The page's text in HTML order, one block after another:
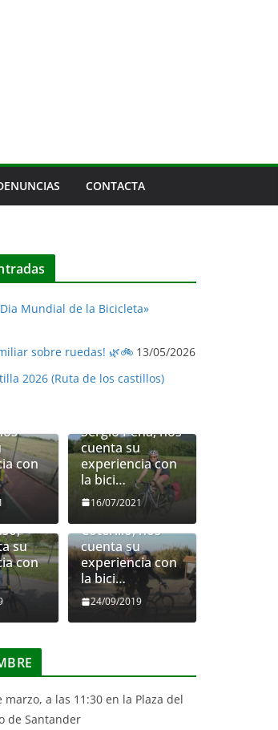
CONTACTA
Mundial de la Bicicleta»
sobre ruedas! 🌿🚲 13/05/2026
2026 (Ruta de los castillos)
con
Sergio Peña, nos
cuenta su
experiencia con
la bici…
16/07/2021
su
con
Coterillo, nos
cuenta su
experiencia con
la bici…
24/09/2019
marzo, a las 11:30 en la Plaza del
de Santander